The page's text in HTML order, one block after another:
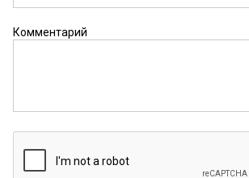
разграбление лесных
лесничеству за хорошую
вывоз гайцам за проезд и за
Комментарий